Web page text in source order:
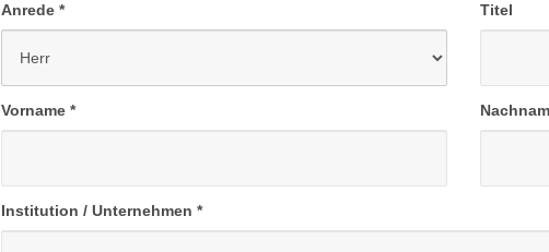
Anrede * Titel
Vorname *
Institution / Unternehmen *